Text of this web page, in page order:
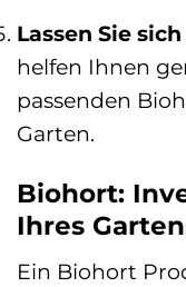
Lassen Sie
helfen Ihnen
passenden
Garten.
Biohort:
Ihres
Ein Biohort